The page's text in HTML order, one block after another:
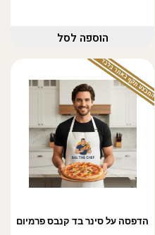
הוספה לסל
המבצע תקף באתר בלבד
הדפסה על סינר בד קנבס פרמיום